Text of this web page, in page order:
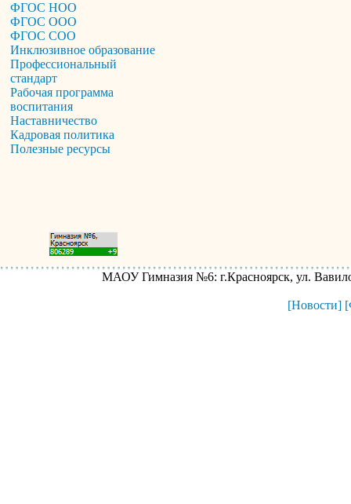
ФГОС НОО
ФГОС ООО
ФГОС СОО
Инклюзивное образование
Профессиональный
стандарт
Рабочая программа
воспитания
Наставничество
Кадровая политика
Полезные ресурсы
МАОУ Гимназия №6: г.Красноярск, ул.
[Новости]